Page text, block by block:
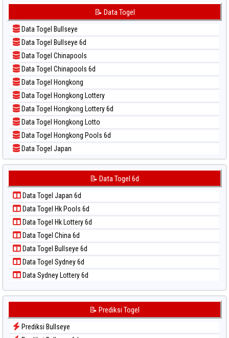
📊 Statistik Sydney Pools 6d
📊 Statistik Taipei
📊 Statistik Taiwan
📝 Pola Dasar Kuda Lari
📝 Pola Dasar Magnum Cambodia
📝 Pola Dasar Nagoya
📝 Pola Dasar North Carolina Day
📝 Pola Dasar Pcso
📝 Pola Dasar Sao Paulo
📝 Pola Dasar Singapore
📝 Pola Dasar Sydney
📝 Pola Dasar Sydney Lottery
📝 Pola Dasar Sydney Lottery 6d
📝 Pola Dasar Sydney Lotto
📝 Pola Dasar Taiwan
📝 Data Togel
Data Togel Bullseye
Data Togel Bullseye 6d
Data Togel Chinapools
Data Togel Chinapools 6d
Data Togel Hongkong
Data Togel Hongkong Lottery
Data Togel Hongkong Lottery 6d
Data Togel Hongkong Lotto
Data Togel Hongkong Pools 6d
Data Togel Japan
Data Togel Japan 6d
Data Togel Kuda Lari
Data Togel Magnum Cambodia
Data Togel Nagoya
Data Togel North Carolina Day
Data Togel Pcso
Data Togel Sao Paulo
Data Togel Singapore
Data Togel Sydney
Data Togel Sydney Lottery
Data Togel Sydney Lottery 6d
Data Togel Sydney Lotto
Data Togel Sydney Pools 6d
📝 Data Togel 6d
Data Togel Japan 6d
Data Togel Hk Pools 6d
Data Togel Hk Lottery 6d
Data Togel China 6d
Data Togel Bullseye 6d
Data Togel Sydney 6d
Data Sydney Lottery 6d
📝 Prediksi Togel
Prediksi Bullseye